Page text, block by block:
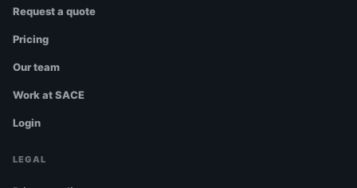
Request a quote
Pricing
Our team
Work at SACE
Login
LEGAL